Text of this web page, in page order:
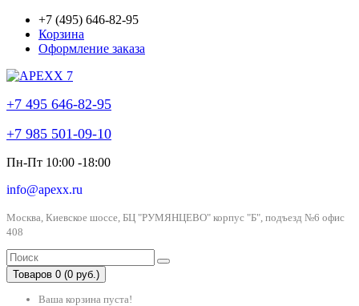
+7 (495) 646-82-95
Корзина
Оформление заказа
+7 495 646-82-95
+7 985 501-09-10
Пн-Пт 10:00 -18:00
info@apexx.ru
Москва, Киевское шоссе, БЦ "РУМЯНЦЕВО" корпус "Б", подъезд №6 офис
408
Товаров 0 (0 руб.)
Ваша корзина пуста!